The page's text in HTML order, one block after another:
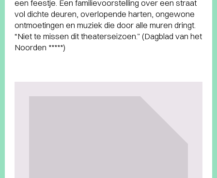
een feestje. Een familievoorstelling over een straat
vol dichte deuren, overlopende harten, ongewone
ontmoetingen en muziek die door alle muren dringt.
“Niet te missen dit theaterseizoen.” (Dagblad van het
Noorden *****)